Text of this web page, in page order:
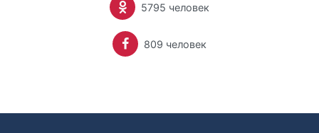
5795 человек
809 человек